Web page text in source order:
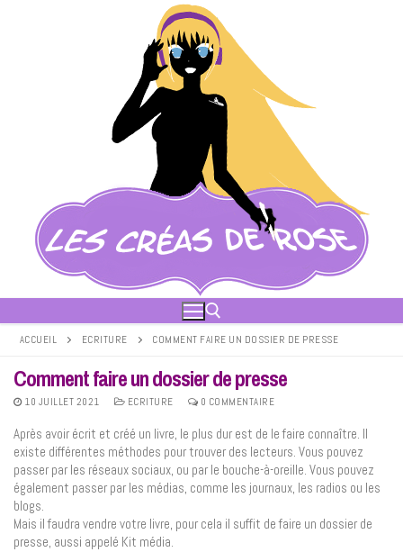
Rechercher :
ACCUEIL ECRITURE COMMENT FAIRE UN DOSSIER DE PRESSE
Comment faire un dossier de presse
10 JUILLET 2021 ECRITURE 0 COMMENTAIRE
Après avoir écrit et créé un livre, le plus dur est de le faire connaître. Il
existe différentes méthodes pour trouver des lecteurs. Vous pouvez
passer par les réseaux sociaux, ou par le bouche-à-oreille. Vous pouvez
également passer par les médias, comme les journaux, les radios ou les
blogs.
Mais il faudra vendre votre livre, pour cela il suffit de faire un dossier de
presse, aussi appelé Kit média.